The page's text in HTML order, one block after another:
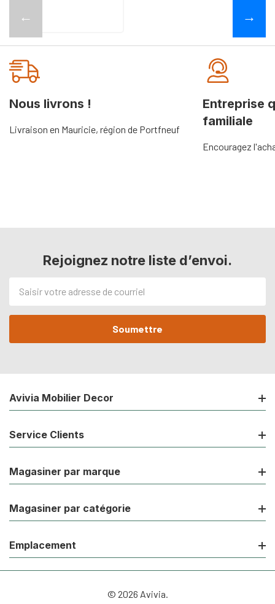
← →
Nous livrons !
Livraison en Mauricie, région de Portfneuf
Entreprise
familiale
Encouragez
Rejoignez notre liste d’envoi.
de
courriel
Avivia Mobilier Decor
Service Clients
Magasiner par marque
Magasiner par catégorie
Emplacement
© 2026 Avivia.